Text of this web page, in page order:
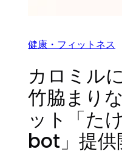
健康・フィットネス
カロミル
竹脇まり
ット「た
bot」提供